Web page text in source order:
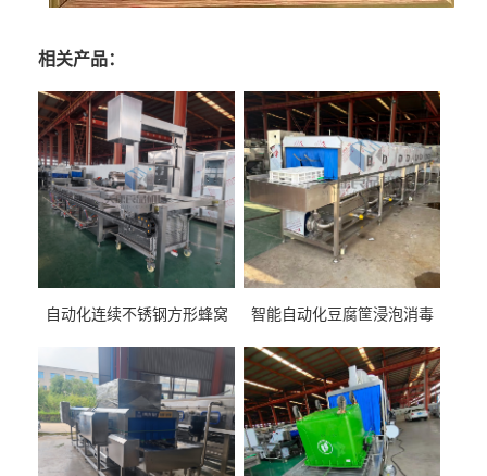
相关产品：
自动化连续不锈钢方形蜂窝
蒸煮设备
智能自动化豆腐筐浸泡消毒
刷洗设备